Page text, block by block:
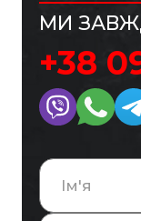
МИ
+38